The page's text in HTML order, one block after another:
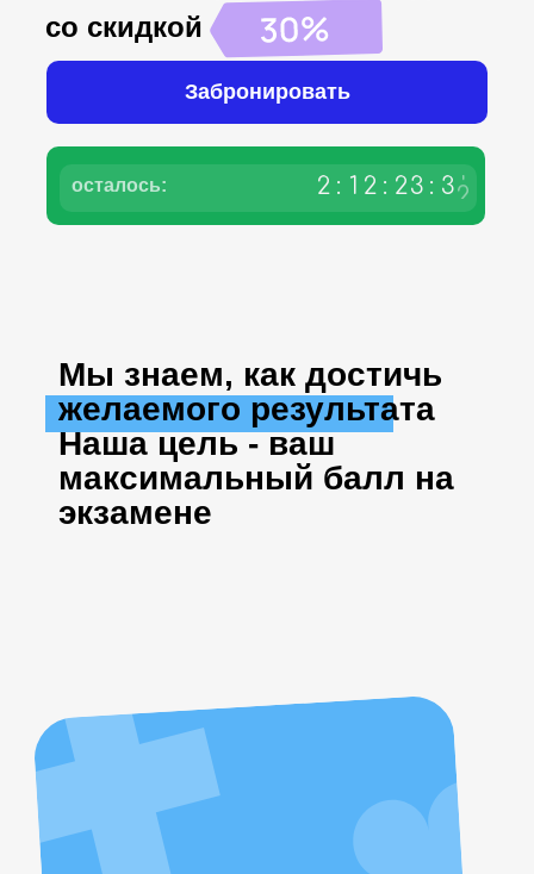
Забронировать
осталось: 2 : 1 2 : 23 : 31
со скидкой
Мы знаем, как достичь
желаемого результата
Наша цель - ваш
максимальный балл на
экзамене